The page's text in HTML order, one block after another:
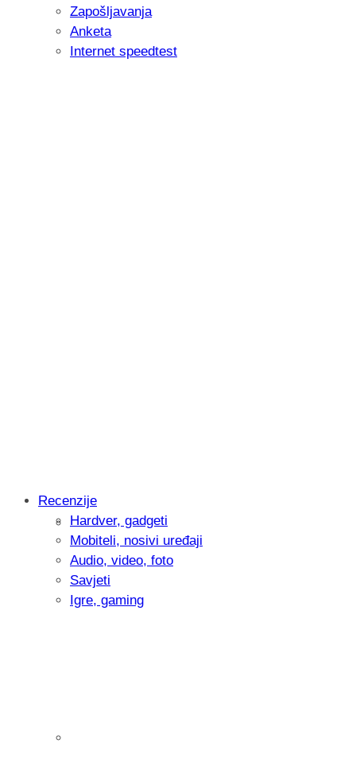
Zapošljavanja
Anketa
Internet speedtest
Intervju: Goran Jović, fotograf -
Recenzije
Hardver, gadgeti
Mobiteli, nosivi uređaji
Audio, video, foto
Savjeti
Igre, gaming